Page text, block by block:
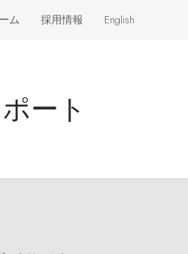
ム 採用情報 English
ート